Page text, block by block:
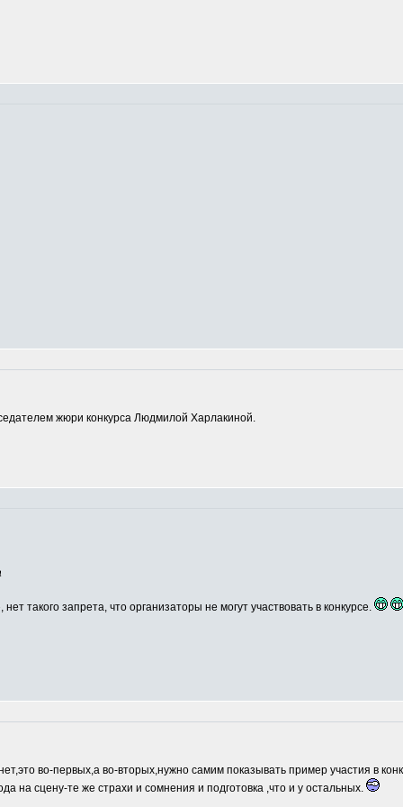
жюри конкурса Людмилой Харлакиной.
такого запрета, что организаторы не могут участвовать в конкурсе.
во-первых,а во-вторых,нужно самим показывать пример участия в
на сцену-те же страхи и сомнения и подготовка ,что и у остальных.